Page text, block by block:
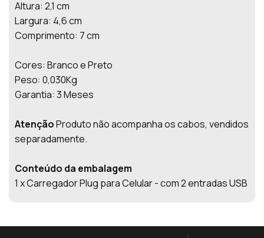
Altura: 2,1 cm
Largura: 4,6 cm
Comprimento: 7 cm
Cores: Branco e Preto
Peso: 0,030Kg
Garantia: 3 Meses
AtençãoProduto não acompanha os cabos, vendidos
separadamente.
Conteúdo da embalagem
1 x Carregador Plug para Celular - com 2 entradas USB